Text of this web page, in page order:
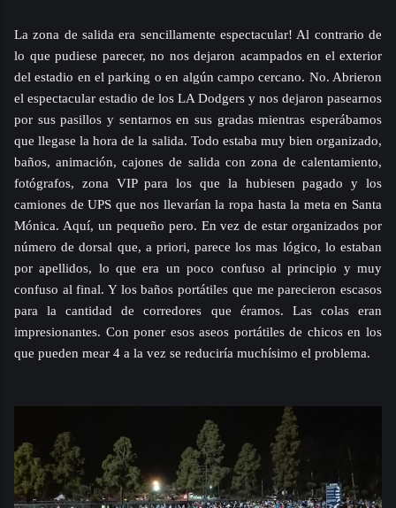
La zona de salida era sencillamente espectacular! Al contrario de
lo que pudiese parecer, no nos dejaron acampados en el exterior
del estadio en el parking o en algún campo cercano. No. Abrieron
el espectacular estadio de los LA Dodgers y nos dejaron pasearnos
por sus pasillos y sentarnos en sus gradas mientras esperábamos
que llegase la hora de la salida. Todo estaba muy bien organizado,
baños, animación, cajones de salida con zona de calentamiento,
fotógrafos, zona VIP para los que la hubiesen pagado y los
camiones de UPS que nos llevarían la ropa hasta la meta en Santa
Mónica. Aquí, un pequeño pero. En vez de estar organizados por
número de dorsal que, a priori, parece los mas lógico, lo estaban
por apellidos, lo que era un poco confuso al principio y muy
confuso al final. Y los baños portátiles que me parecieron escasos
para la cantidad de corredores que éramos. Las colas eran
impresionantes. Con poner esos aseos portátiles de chicos en los
que pueden mear 4 a la vez se reduciría muchísimo el problema.